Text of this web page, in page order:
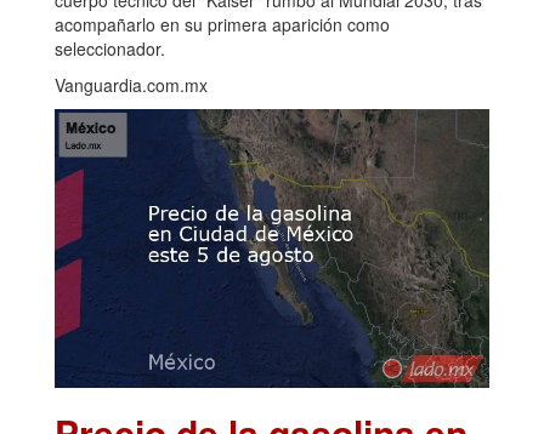
acompañarlo en su primera aparición como
seleccionador.
Vanguardia.com.mx